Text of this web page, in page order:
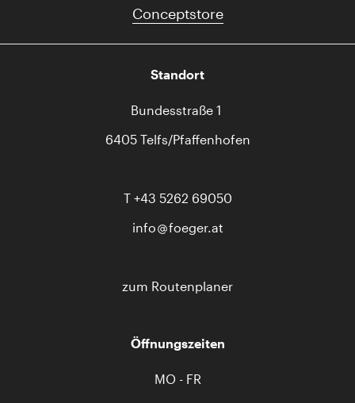
Conceptstore
Standort
Bundesstraße 1
6405 Telfs/Pfaffenhofen
T +43 5262 69050
info
foeger.at
zum Routenplaner
Öffnungszeiten
MO - FR